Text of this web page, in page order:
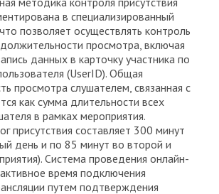
в специализированный
позволяет осуществлять контроль
просмотра, включая
данных в карточку участника по
(UserID). Общая
просмотра слушателем, связанная с
как сумма длительности всех
в рамках мероприятия.
присутствия составляет 300 минут
день и по 85 минут во второй и
Система проведения онлайн-
время подключения
путем подтверждения